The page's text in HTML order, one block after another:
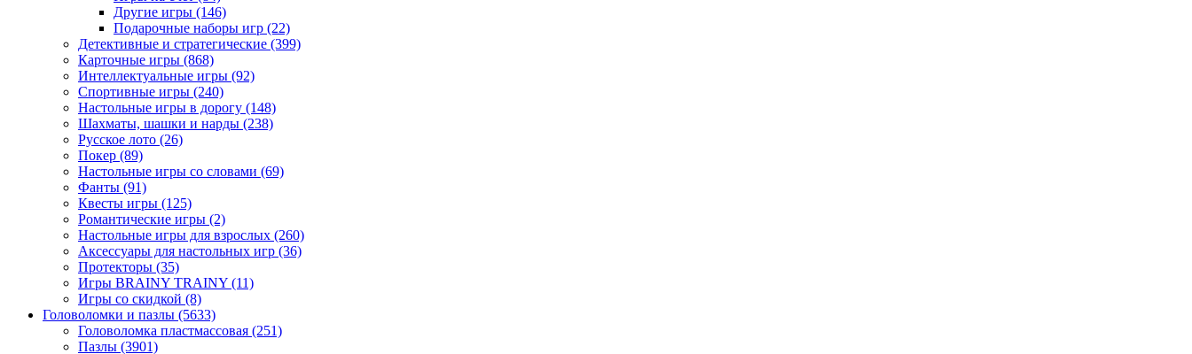
Другие игры (146)
Подарочные наборы игр (22)
Детективные и стратегические (399)
Карточные игры (868)
Интеллектуальные игры (92)
Спортивные игры (240)
Настольные игры в дорогу (148)
Шахматы, шашки и нарды (238)
Русское лото (26)
Покер (89)
Настольные игры со словами (69)
Фанты (91)
Квесты игры (125)
Романтические игры (2)
Настольные игры для взрослых (260)
Аксессуары для настольных игр (36)
Протекторы (35)
Игры BRAINY TRAINY (11)
Игры со скидкой (8)
Головоломки и пазлы (5633)
Головоломка пластмассовая (251)
Пазлы (3901)